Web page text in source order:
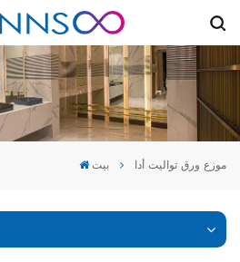
بيت موزع ورق تواليت أدا